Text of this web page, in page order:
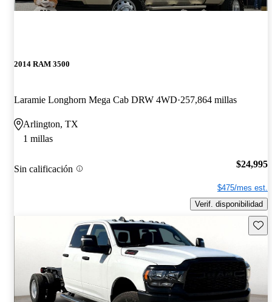
2014 RAM 3500
Laramie Longhorn Mega Cab DRW 4WD 257,864 millas
Arlington, TX
1 millas
Sin calificación $24,995
$475/mes est.
Verif. disponibilidad